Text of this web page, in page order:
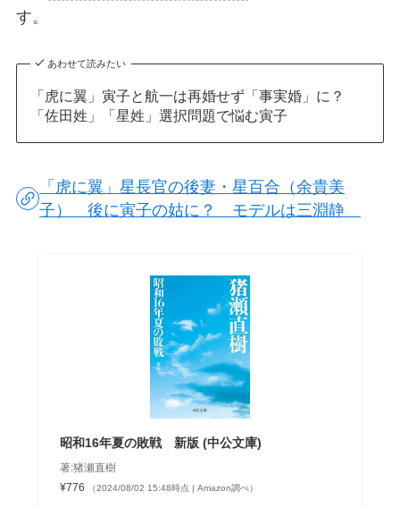
す。
あわせて読みたい
「虎に翼」寅子と航一は再婚せず「事実婚」に？
「佐田姓」「星姓」選択問題で悩む寅子
「虎に翼」星長官の後妻・星百合（余貴美
子） 後に寅子の姑に？ モデルは三淵静
昭和16年夏の敗戦 新版 (中公文庫)
著:猪瀬直樹
¥776
（2024/08/02 15:48時点 | Amazon調べ）